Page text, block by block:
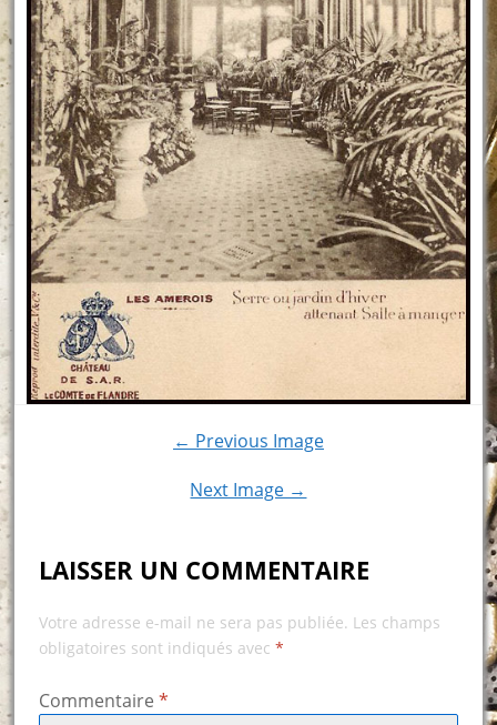
← Previous Image
Next Image →
LAISSER UN COMMENTAIRE
Votre adresse e-mail ne sera pas publiée. Les champs
obligatoires sont indiqués avec *
Commentaire *